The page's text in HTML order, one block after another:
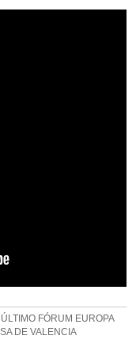
FÓRUM EUROPA
DE VALENCIA